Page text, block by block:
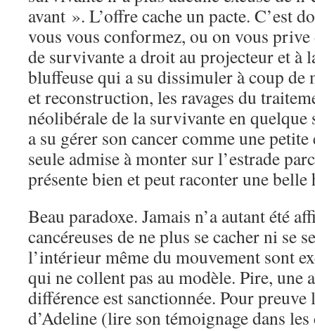
avant ». L’offre cache un pacte. C’est
vous vous conformez, ou on vous
de survivante a droit au projecteur et à
bluffeuse qui a su dissimuler à coup de
et reconstruction, les ravages du
néolibérale de la survivante en quelque
a su gérer son cancer comme une
seule admise à monter sur l’estrade
présente bien et peut raconter une
Beau paradoxe. Jamais n’a autant été
cancéreuses de ne plus se cacher ni se
l’intérieur même du mouvement sont
qui ne collent pas au modèle. Pire, une
différence est sanctionnée. Pour preuve
d’Adeline (lire son témoignage dans